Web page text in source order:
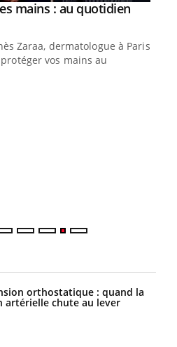
mains : au quotidien
Zaraa, dermatologue à Paris,
vos mains au
orthostatique : quand la
artérielle chute au lever